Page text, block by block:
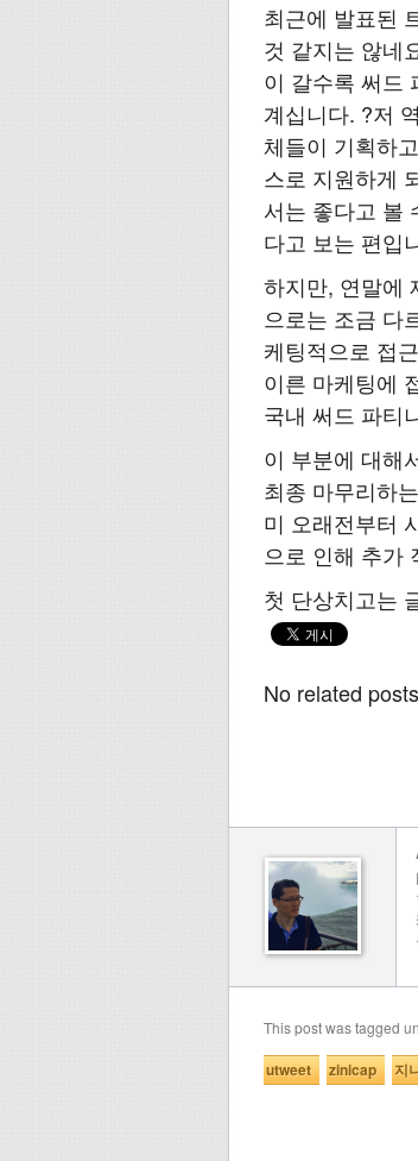
최근에 발표된
것 같지는 않네
이 갈수록 써드
계십니다. ?저
체들이 기획하
스로 지원하게
서는 좋다고 볼
다고 보는 편입
하지만, 연말에
으로는 조금 다
케팅적으로 접
이른 마케팅에
국내 써드 파티
이 부분에 대해
최종 마무리하
미 오래전부터
으로 인해 추가
첫 단상치고는
No related
This post was tagged
utweet zinicap 지